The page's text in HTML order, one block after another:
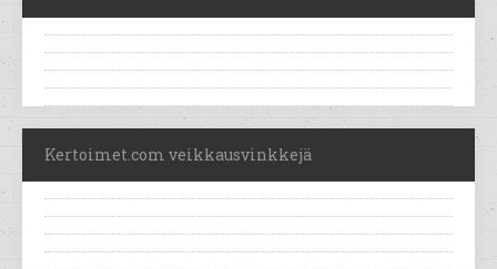
Kertoimet.com veikkausvinkkejä